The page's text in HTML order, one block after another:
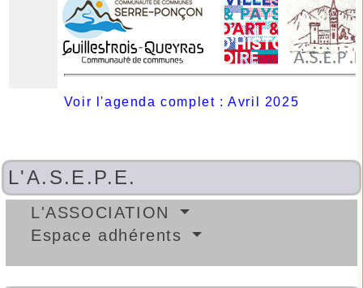
L'A.S.E.P.E.
L'ASSOCIATION
Espace adhérents
Voir l'agenda complet : Avril 2025